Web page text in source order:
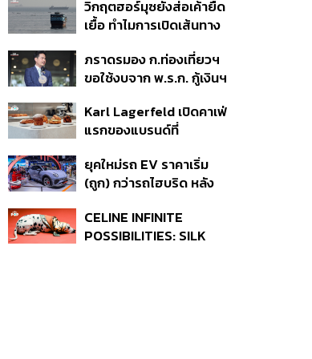
วิกฤตฮอร์มุซยังส่อเค้ายืด
เยื้อ ทำไมการเปิดเส้นทาง
ไม่สามารถเกิดขึ้นได้
ภราดรมอง ก.ท่องเที่ยวฯ
ขอใช้งบจาก พ.ร.ก. กู้เงินฯ
พลัส ถือว่าเข้าเกณฑ์กู้เงิน
ฉุกเฉิน
Karl Lagerfeld เปิดคาเฟ่
แรกของแบรนด์ที่
ยุคใหม่รถ EV ราคาเริ่ม
(ถูก) กว่ารถไฮบริด หลัง
จีนแห่บุกตลาดเกิดใหม่
CELINE INFINITE
POSSIBILITIES: SILK